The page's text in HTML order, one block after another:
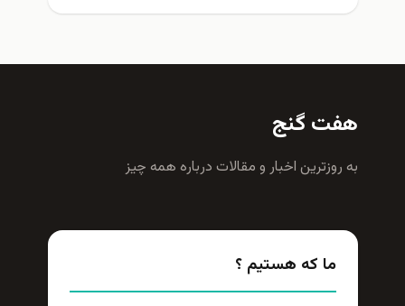
هفت گنج
به روزترين اخبار و مقالات درباره همه چيز
ما که هستیم ؟